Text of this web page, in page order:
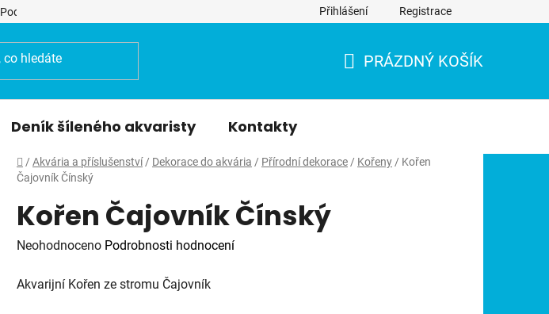
Podmínky ochrany osobních údajů Přihlášení Registrace
PRÁZDNÝ KOŠÍK
Deník šíleného akvaristy Kontakty
Domů
/ Akvária a příslušenství / Dekorace do akvária / Přírodní dekorace / Kořeny / Kořen
Čajovník Čínský
Kořen Čajovník Čínský
Průměrné
produktu
Neohodnoceno Podrobnosti hodnocení
Akvarijní Kořen ze stromu Čajovník